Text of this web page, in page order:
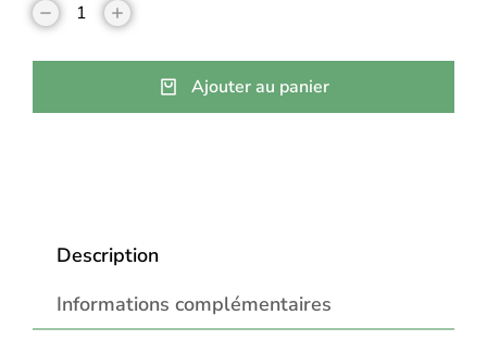
Ajouter au panier
Description
Informations complémentaires